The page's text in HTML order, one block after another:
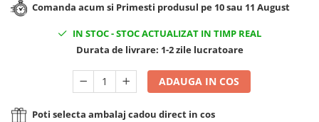
Cadouri Nunta si Cununie civila
Comanda acum si Primesti produsul pe 10 sau 11 August
IN STOC-STOC ACTUALIZAT IN TIMP REAL
Durata de livrare: 1-2 zile lucratoare
ADAUGA IN COS
Poti selecta ambalaj cadou direct in cos